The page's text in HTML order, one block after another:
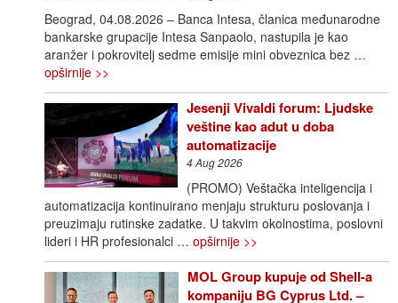
Beograd, 04.08.2026 – Banca Intesa, članica međunarodne
bankarske grupacije Intesa Sanpaolo, nastupila je kao
aranžer i pokrovitelj sedme emisije mini obveznica bez …
opširnije >>
Jesenji Vivaldi forum: Ljudske
veštine kao adut u doba
automatizacije
4 Aug 2026
(PROMO) Veštačka inteligencija i
automatizacija kontinuirano menjaju strukturu poslovanja i
preuzimaju rutinske zadatke. U takvim okolnostima, poslovni
lideri i HR profesionalci … opširnije >>
MOL Group kupuje od Shell-a
kompaniju BG Cyprus Ltd. –